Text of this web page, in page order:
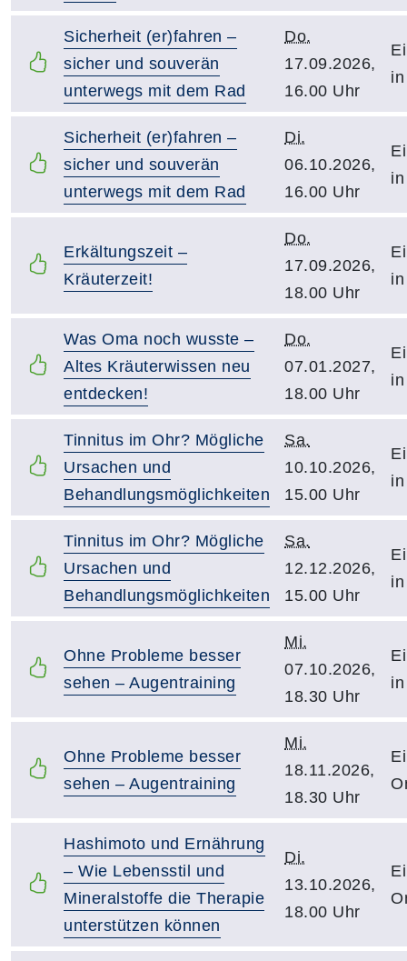
Sicherheit (er)fahren –
sicher und souverän
unterwegs mit dem Rad
Do.
17.09.2026,
16.00 Uhr
Sicherheit (er)fahren –
sicher und souverän
unterwegs mit dem Rad
Di.
06.10.2026,
16.00 Uhr
Erkältungszeit –
Kräuterzeit!
Do.
17.09.2026,
18.00 Uhr
Was Oma noch wusste –
Altes Kräuterwissen neu
entdecken!
Do.
07.01.2027,
18.00 Uhr
Tinnitus im Ohr? Mögliche
Ursachen und
Behandlungsmöglichkeiten
Sa.
10.10.2026,
15.00 Uhr
Tinnitus im Ohr? Mögliche
Ursachen und
Behandlungsmöglichkeiten
Sa.
12.12.2026,
15.00 Uhr
Ohne Probleme besser
sehen – Augentraining
Mi.
07.10.2026,
18.30 Uhr
Ohne Probleme besser
sehen – Augentraining
Mi.
18.11.2026,
18.30 Uhr
Hashimoto und Ernährung
– Wie Lebensstil und
Mineralstoffe die Therapie
unterstützen können
Di.
13.10.2026,
18.00 Uhr